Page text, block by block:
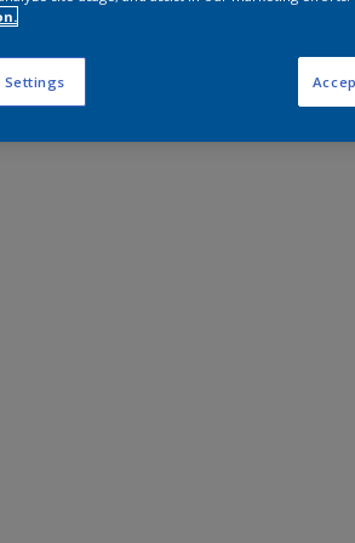
Settings